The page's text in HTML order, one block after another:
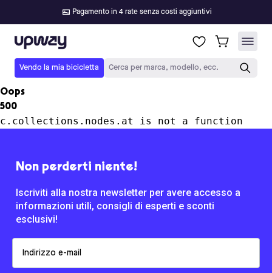
Pagamento in 4 rate senza costi aggiuntivi
Upway
Vendo la mia bicicletta Cerca per marca, modello, ecc.
Oops
500
c.collections.nodes.at is not a function
Non perderti niente!
Iscriviti alla nostra newsletter per avere accesso a
informazioni utili, consigli di esperti e sconti
esclusivi!